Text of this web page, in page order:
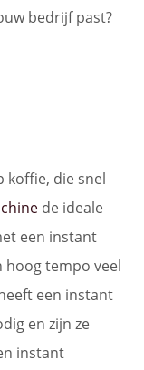
bedrijf past?
koffie, die snel
de ideale
een instant
hoog tempo veel
een instant
en zijn ze
instant